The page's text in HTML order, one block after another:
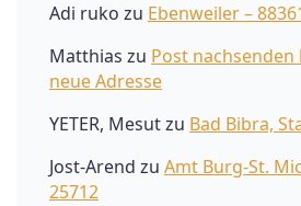
Adi ruko zu Ebenweiler –
Matthias zu Post nachsenden
neue Adresse
YETER, Mesutzu Bad Bibra,
Jost-Arend zu Amt Burg-St.
25712